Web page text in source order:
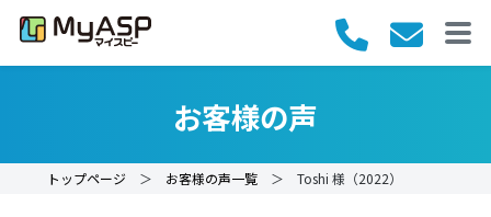
お客様の声
トップページ ＞ お客様の声一覧 ＞ Toshi 様（2022）